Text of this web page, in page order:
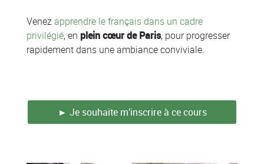
Venezapprendre le français dans un cadre
privilégié, en plein cœur de Paris, pour progresser
rapidement dans une ambiance conviviale.
► Je souhaite m'inscrire à ce cours